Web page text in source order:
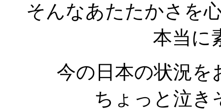
そんなあたたかさを
本当に
今の日本の状況を
ちょっと泣き